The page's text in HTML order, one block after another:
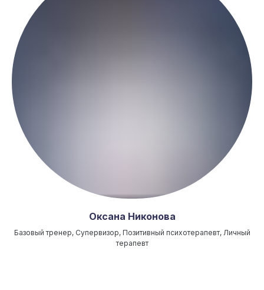
Оксана Никонова
Базовый тренер, Супервизор, Позитивный психотерапевт, Личный
терапевт